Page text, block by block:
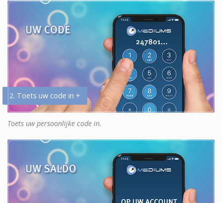
2. Toets uw code in +
Toets uw persoonlijke code in.